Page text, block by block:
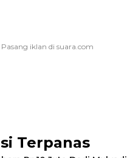
Terpanas